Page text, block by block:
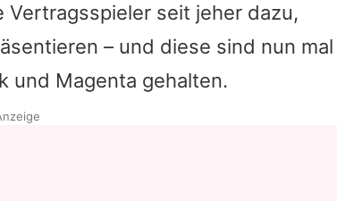
seit jeher dazu,
– und diese sind nun mal
und Magenta gehalten.